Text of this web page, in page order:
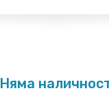
Няма